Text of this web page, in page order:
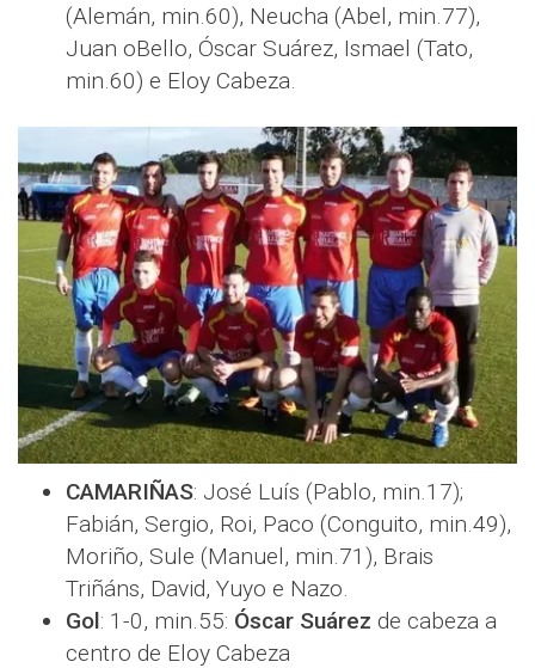
(Alemán, min.60), Neucha (Abel, min.77),
Juan oBello, Óscar Suárez, Ismael (Tato,
min.60) e Eloy Cabeza.
CAMARIÑAS: José Luís (Pablo, min.17);
Fabián, Sergio, Roi, Paco (Conguito, min.49),
Moriño, Sule (Manuel, min.71), Brais
Triñáns, David, Yuyo e Nazo.
Gol: 1-0, min.55: Óscar Suárez de cabeza a
centro de Eloy Cabeza